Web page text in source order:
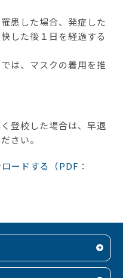
患した場合、発症した
した後１日を経過する
は、マスクの着用を推
登校した場合は、早退
さい。
ードする（PDF：